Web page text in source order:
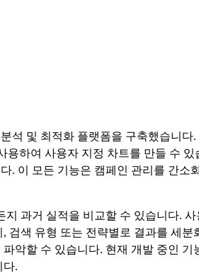
석 및 최적화 플랫폼을 구축했습니다
하여 사용자 지정 차트를 만들 수 있
. 이 모든 기능은 캠페인 관리를 간소
과거 실적을 비교할 수 있습니다. 사
색 유형 또는 전략별로 결과를 세분
악할 수 있습니다. 현재 개발 중인
다.